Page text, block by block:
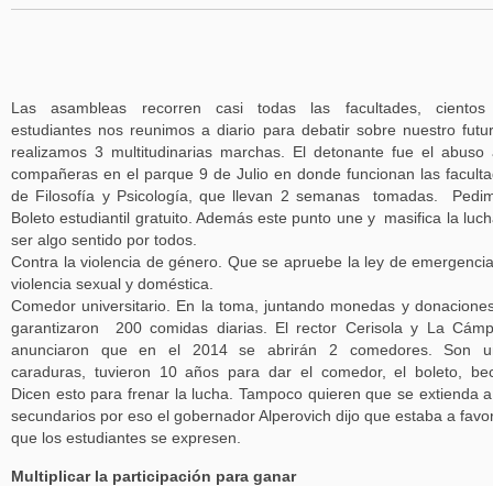
Las asambleas recorren casi todas las facultades,
estudiantes nos reunimos a diario para debatir sobre nuestro
realizamos 3 multitudinarias marchas. El detonante fue el abuso
compañeras en el parque 9 de Julio en donde funcionan las
de Filosofía y Psicología, que llevan 2 semanas tomadas.
Boleto estudiantil gratuito. Además este punto une y masifica la
ser algo sentido por todos.
Contra la violencia de género. Que se apruebe la ley de
violencia sexual y doméstica.
Comedor universitario. En la toma, juntando monedas y
garantizaron 200 comidas diarias. El rector Cerisola y La
anunciaron que en el 2014 se abrirán 2 comedores. Son
caraduras, tuvieron 10 años para dar el comedor, el boleto,
Dicen esto para frenar la lucha. Tampoco quieren que se extienda
secundarios por eso el gobernador Alperovich dijo que estaba a
que los estudiantes se expresen.
Multiplicar la participación para ganar